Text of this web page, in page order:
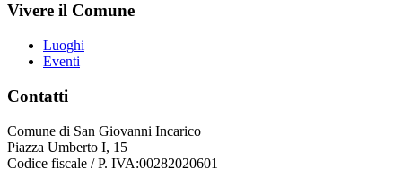
Vivere il Comune
Luoghi
Eventi
Contatti
Comune di San Giovanni Incarico
Piazza Umberto I, 15
Codice fiscale / P. IVA:00282020601